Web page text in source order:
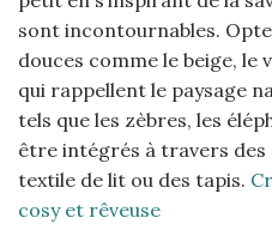
sont incontournables.
douces comme le beige, le
qui rappellent le paysage
tels que les zèbres, les
être intégrés à travers des
textile de lit ou des tapis.
cosy et rêveuse